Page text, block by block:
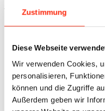
Zustimmung
Diese Webseite
Wir verwenden Cookies,
personalisieren,
können und die Zugriffe
Außerdem geben wir
Unsere Partner